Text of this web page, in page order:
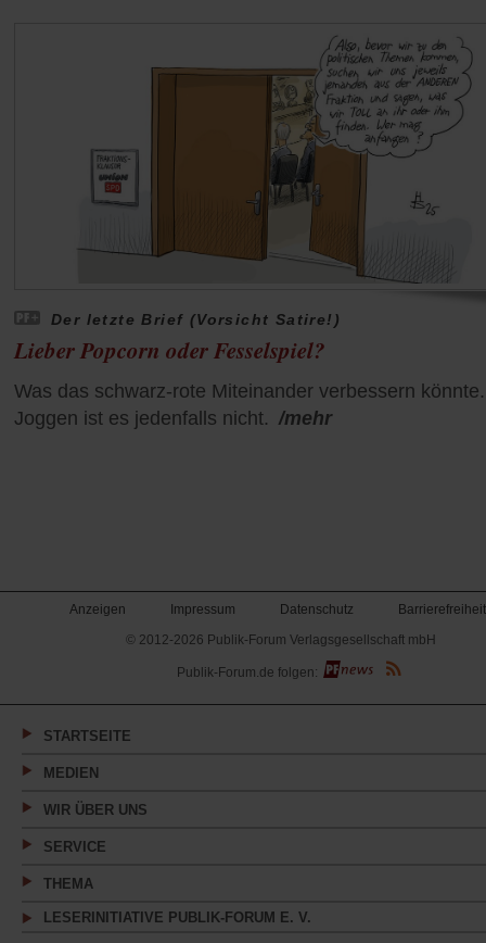
Der letzte Brief (Vorsicht Satire!)
Lieber Popcorn oder Fesselspiel?
Was das schwarz-rote Miteinander verbessern könnte.
Joggen ist es jedenfalls nicht. /mehr
Anzeigen Impressum Datenschutz
Barrierefreiheit
© 2012-2026 Publik-Forum Verlagsgesellschaft mbH
(Öffnet
in
neuen
Publik-Forum.de folgen:
STARTSEITE
MEDIEN
WIR ÜBER UNS
SERVICE
THEMA
LESERINITIATIVE PUBLIK-FORUM E. V.